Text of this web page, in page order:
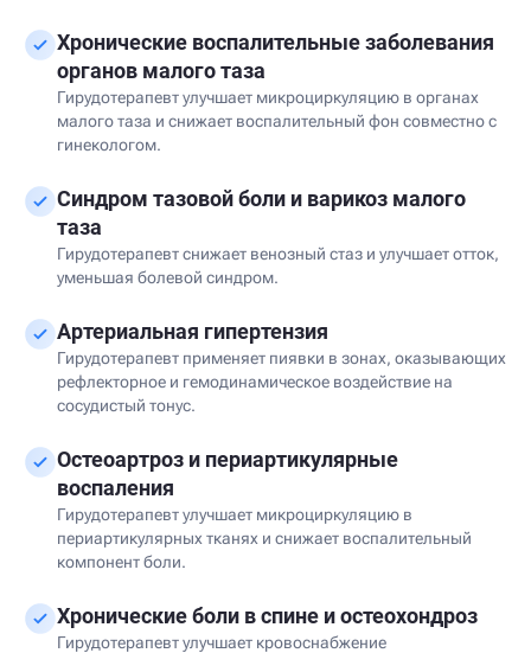
Хронические воспалительные заболевания
органов малого таза
Гирудотерапевт улучшает микроциркуляцию в органах
малого таза и снижает воспалительный фон совместно с
гинекологом.
Синдром тазовой боли и варикоз малого
таза
Гирудотерапевт снижает венозный стаз и улучшает отток,
уменьшая болевой синдром.
Артериальная гипертензия
Гирудотерапевт применяет пиявки в зонах, оказывающих
рефлекторное и гемодинамическое воздействие на
сосудистый тонус.
Остеоартроз и периартикулярные
воспаления
Гирудотерапевт улучшает микроциркуляцию в
периартикулярных тканях и снижает воспалительный
компонент боли.
Хронические боли в спине и остеохондроз
Гирудотерапевт улучшает кровоснабжение